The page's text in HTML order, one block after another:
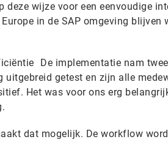
deze wijze voor een eenvoudige
in de SAP omgeving blijven
De implementatie nam
uitgebreid getest en zijn alle
Het was voor ons erg
dat mogelijk. De workflow